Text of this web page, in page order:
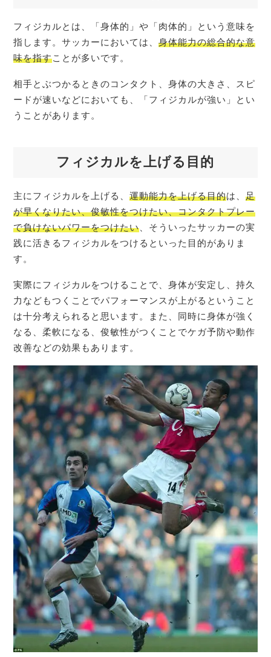
フィジカルとは、「身体的」や「肉体的」という意味を
指します。サッカーにおいては、身体能力の総合的な意
味を指すことが多いです。
相手とぶつかるときのコンタクト、身体の大きさ、スピ
ードが速いなどにおいても、「フィジカルが強い」とい
うことがあります。
フィジカルを上げる目的
主にフィジカルを上げる、運動能力を上げる目的は、足
が早くなりたい、俊敏性をつけたい、コンタクトプレー
で負けないパワーをつけたい 、そういったサッカーの実
践に活きるフィジカルをつけるといった目的がありま
す。
実際にフィジカルをつけることで、身体が安定し、持久
力などもつくことでパフォーマンスが上がるということ
は十分考えられると思います。また、同時に身体が強く
なる、柔軟になる、俊敏性がつくことでケガ予防や動作
改善などの効果もあります。